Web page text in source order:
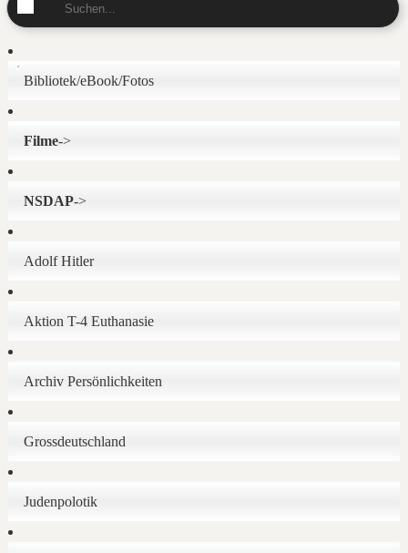
Bibliotek/eBook/Fotos
Filme->
NSDAP->
Adolf Hitler
Aktion T-4 Euthanasie
Archiv Persönlichkeiten
Grossdeutschland
Judenpolotik